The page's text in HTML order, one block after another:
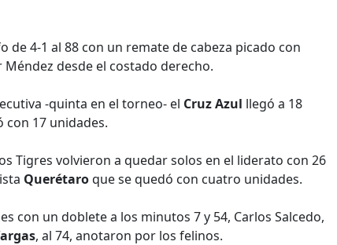
de 4-1 al 88 con un remate de cabeza picado con
desde el costado derecho.
-quinta en el torneo- el Cruz Azul llegó a 18
con 17 unidades.
Tigres volvieron a quedar solos en el liderato con 26
Querétaroque se quedó con cuatro unidades.
con un doblete a los minutos 7 y 54, Carlos Salcedo,
, al 74, anotaron por los felinos.